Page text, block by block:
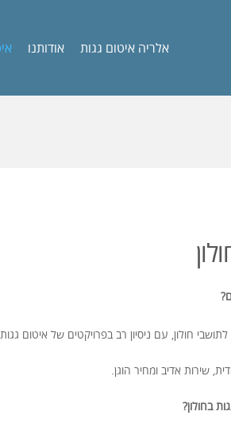
אלריה איטום גגות אודותנו
חולון, עם ניסיון רב בפרויקטים של איטום
שירות אדיב ומחיר הוגן.
בחולון?